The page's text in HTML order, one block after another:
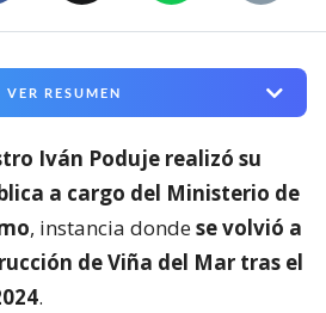
VER RESUMEN
Iván Poduje realizó su
a cargo del Ministerio de
, instancia dondese volvió a
de Viña del Mar tras el
.